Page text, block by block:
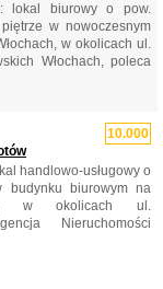
lokal biurowy o pow.
w nowoczesnym
w okolicach ul.
Włochach, poleca
10.000
handlowo-usługowy o
biurowym na
w okolicach ul.
Nieruchomości